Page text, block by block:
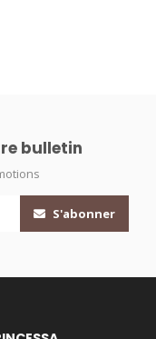
bulletin
S'abonner